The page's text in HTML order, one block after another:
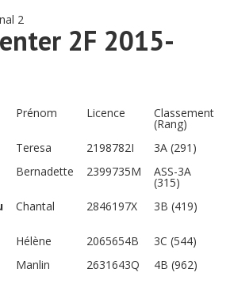
2
2F 2015-
Prénom Licence Classement
(Rang)
Teresa 2198782I
3A (291)
Bernadette 2399735M ASS-3A
(315)
Chantal 2846197X 3B (419)
Hélène 2065654B
3C (544)
Manlin 2631643Q 4B (962)